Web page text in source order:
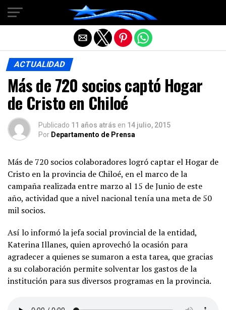
ACTUALIDAD
Más de 720 socios captó Hogar
de Cristo en Chiloé
Publicado 11 años atrás en 14 julio, 2015
Por Departamento de Prensa
Más de 720 socios colaboradores logró captar el Hogar de
Cristo en la provincia de Chiloé, en el marco de la
campaña realizada entre marzo al 15 de Junio de este
año, actividad que a nivel nacional tenía una meta de 50
mil socios.
Así lo informó la jefa social provincial de la entidad,
Katerina Illanes, quien aprovechó la ocasión para
agradecer a quienes se sumaron a esta tarea, que gracias
a su colaboración permite solventar los gastos de la
institución para sus diversos programas en la provincia.
Salir de la versión móvil